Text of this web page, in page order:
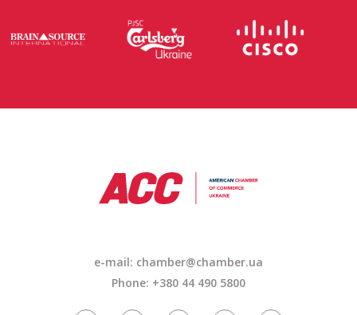
e-mail: chamber@chamber.ua
Phone: +380 44 490 5800